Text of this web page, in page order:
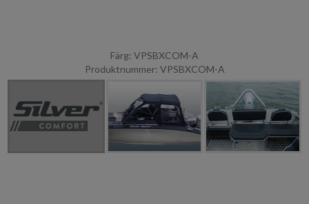
Färg: VPSBXCOM-A
Produktnummer: VPSBXCOM-A